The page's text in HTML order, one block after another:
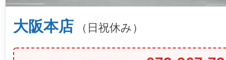
大阪本店 （日祝休み）